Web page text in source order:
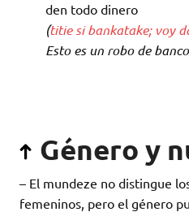
den todo dinero
(titie si bankatake; voy
Esto es un robo de
Género y
– El mundeze no distingue
femeninos, pero el género